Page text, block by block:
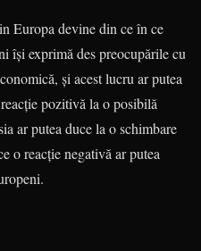
Europa devine din ce în ce
își exprimă des preocupările cu
și acest lucru ar putea
pozitivă la o posibilă
ar putea duce la o schimbare
o reacție negativă ar putea